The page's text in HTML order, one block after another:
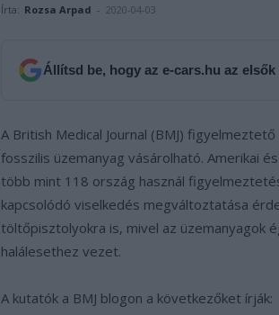
Írta: Rozsa Arpad - 2020-04-03
Állítsd be, hogy az e-cars.hu az
A British Medical Journal (BMJ)
fosszilis üzemanyag vásárolható. Amerikai
több mint 118 ország használ
kapcsolódó viselkedés megváltoztatása
töltőpisztolyokra is, mivel az üzemanyagok
halálesethez vezet.
A kutatók a BMJ blogon a következőket írják: